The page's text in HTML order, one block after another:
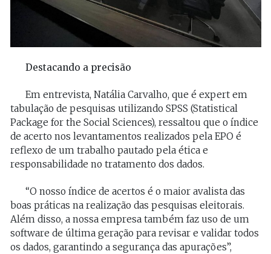
Destacando a precisão
Em entrevista, Natália Carvalho, que é expert em
tabulação de pesquisas utilizando SPSS (Statistical
Package for the Social Sciences), ressaltou que o índice
de acerto nos levantamentos realizados pela EPO é
reflexo de um trabalho pautado pela ética e
responsabilidade no tratamento dos dados.
“O nosso índice de acertos é o maior avalista das
boas práticas na realização das pesquisas eleitorais.
Além disso, a nossa empresa também faz uso de um
software de última geração para revisar e validar todos
os dados, garantindo a segurança das apurações”,